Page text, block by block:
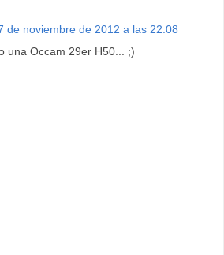
de noviembre de 2012 a las 22:08
una Occam 29er H50... ;)